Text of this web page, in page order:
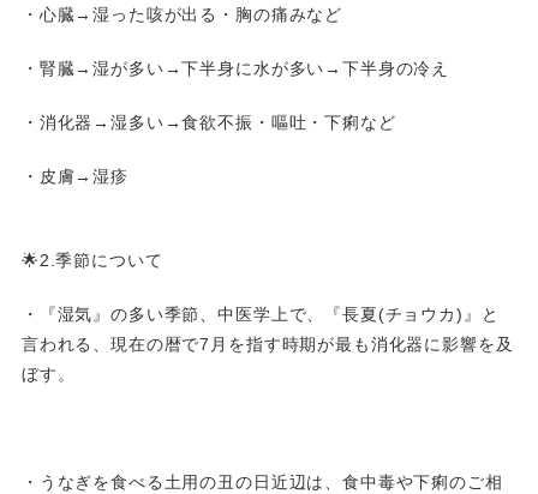
・心臓→湿った咳が出る・胸の痛みなど
・腎臓→湿が多い→下半身に水が多い→下半身の冷え
・消化器→湿多い→食欲不振・嘔吐・下痢など
・皮膚→湿疹
🌟2.季節について
・『湿気』の多い季節、中医学上で、『長夏(チョウカ)』と
言われる、現在の暦で7月を指す時期が最も消化器に影響を及
ぼす。
・うなぎを食べる土用の丑の日近辺は、食中毒や下痢のご相